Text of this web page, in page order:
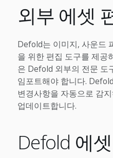
외부 에셋
Defold는 이미지, 사운드
을 위한 편집 도구를 제공
은 Defold 외부의 전문 도
임포트해야 합니다.
변경사항을 자동으로 감
업데이트합니다.
Defold 에